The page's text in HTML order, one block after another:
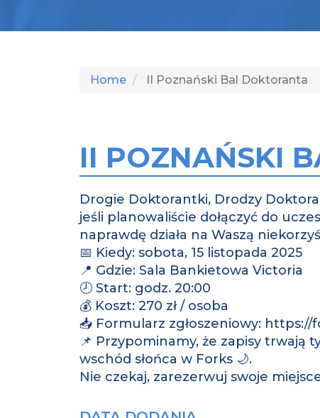
Home II Poznański Bal Doktoranta
II POZNAŃSKI
Drogie Doktorantki, Drodzy
jeśli planowaliście dołączyć do
naprawdę działa na Waszą
📅 Kiedy: sobota, 15 listopada 2025
📍 Gdzie: Sala Bankietowa Victoria
🕗 Start: godz. 20:00
💰 Koszt: 270 zł / osoba
📥 Formularz zgłoszeniowy:
📌 Przypominamy, że zapisy trwają
wschód słońca w Forks 🌙.
Nie czekaj, zarezerwuj swoje